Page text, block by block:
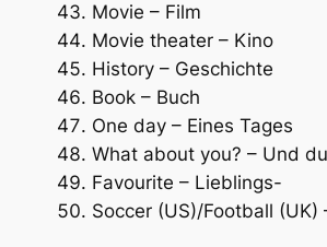
Movie – Film
Movie theater – Kino
History – Geschichte
Book – Buch
One day – Eines Tages
What about you? – Und
Favourite – Lieblings-
Soccer (US)/Football (UK)